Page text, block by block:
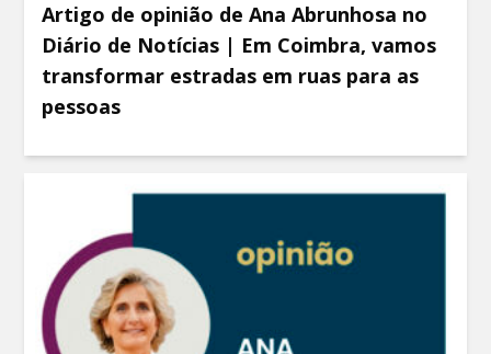
Artigo de opinião de Ana Abrunhosa no
Diário de Notícias | Em Coimbra, vamos
transformar estradas em ruas para as
pessoas